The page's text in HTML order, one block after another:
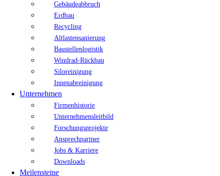
Gebäudeabbruch
Erdbau
Recycling
Altlastensanierung
Baustellenlogistik
Windrad-Rückbau
Siloreinigung
Innenabreinigung
Unternehmen
Firmenhistorie
Unternehmensleitbild
Forschungsprojekte
Ansprechpartner
Jobs & Karriere
Downloads
Meilensteine